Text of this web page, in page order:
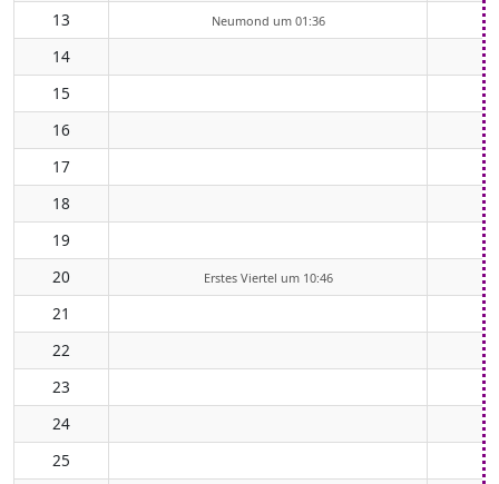
13 Neumond um 01:36
14
15
16
17
18
19
20
Erstes Viertel um 10:46
21
22
23
24
25